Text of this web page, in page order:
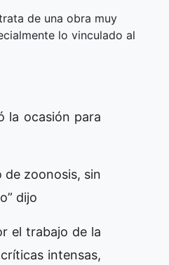
de una obra muy
lo vinculado al
la ocasión para
de zoonosis, sin
dijo
el trabajo de la
intensas,